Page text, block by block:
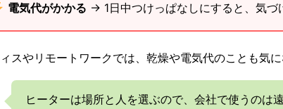
電気代がかかる → 1日中つけっぱなしにすると、気づ
スやリモートワークでは、乾燥や電気代のことも気に
ヒーターは場所と人を選ぶので、会社で使うのは